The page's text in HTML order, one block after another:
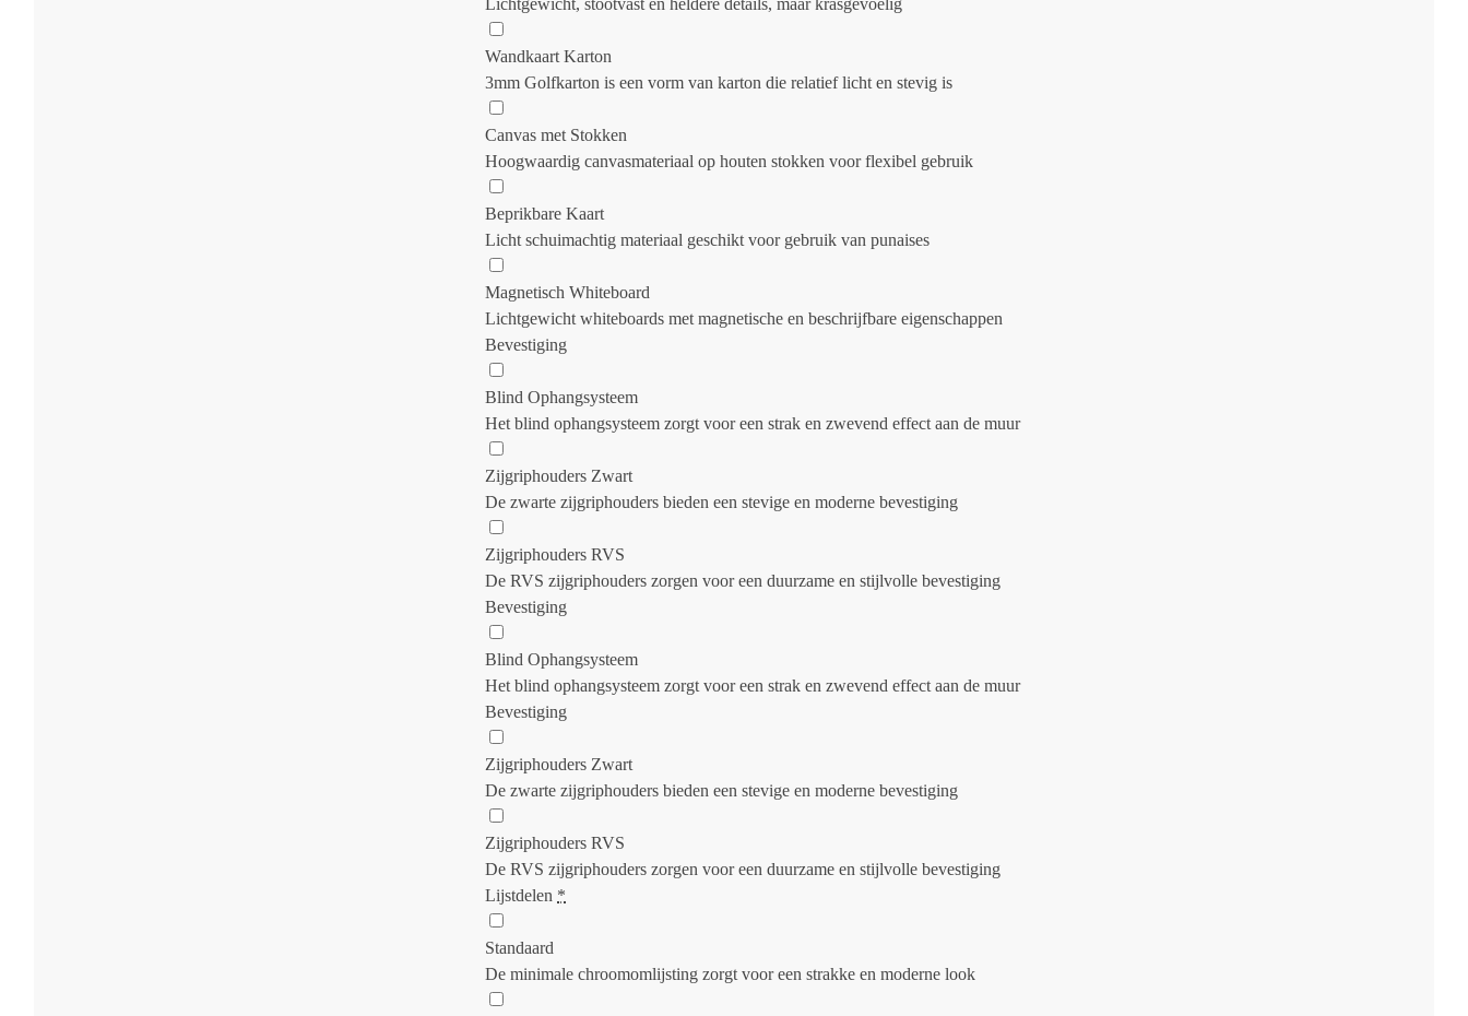
Lichtgewicht, stootvast en heldere details, maar krasgevoelig
Wandkaart Karton
3mm Golfkarton is een vorm van karton die relatief licht en stevig is
Canvas met Stokken
Hoogwaardig canvasmateriaal op houten stokken voor flexibel gebruik
Beprikbare Kaart
Licht schuimachtig materiaal geschikt voor gebruik van punaises
Magnetisch Whiteboard
Lichtgewicht whiteboards met magnetische en beschrijfbare eigenschappen
Bevestiging
Blind Ophangsysteem
Het blind ophangsysteem zorgt voor een strak en zwevend effect aan de muur
Zijgriphouders Zwart
De zwarte zijgriphouders bieden een stevige en moderne bevestiging
Zijgriphouders RVS
De RVS zijgriphouders zorgen voor een duurzame en stijlvolle bevestiging
Bevestiging
Blind Ophangsysteem
Het blind ophangsysteem zorgt voor een strak en zwevend effect aan de muur
Bevestiging
Zijgriphouders Zwart
De zwarte zijgriphouders bieden een stevige en moderne bevestiging
Zijgriphouders RVS
De RVS zijgriphouders zorgen voor een duurzame en stijlvolle bevestiging
Lijstdelen *
Standaard
De minimale chroomomlijsting zorgt voor een strakke en moderne look